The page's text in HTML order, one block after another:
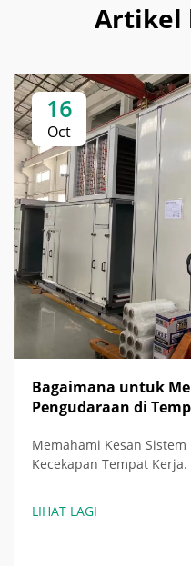
Artikel
16
Oct
Bagaimana untuk
Pengudaraan di
Memahami Kesan
Kecekapan Tempat
sebenarnya menjimatkan
LIHAT LAGI